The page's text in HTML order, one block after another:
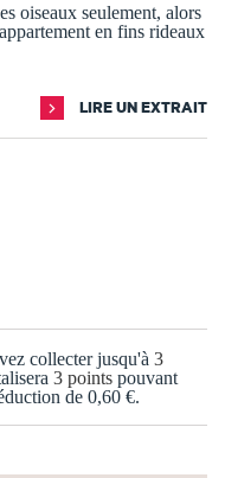
oiseaux seulement, alors
en fins rideaux
LIRE UN EXTRAIT
collecter jusqu'à 3
3 points pouvant
de 0,60 €.